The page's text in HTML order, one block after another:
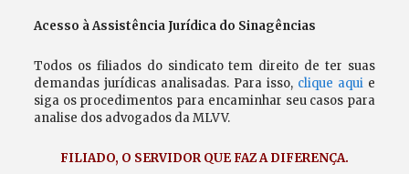
Acesso à Assistência Jurídica do Sinagências
Todos os filiados do sindicato tem direito de ter suas
demandas jurídicas analisadas. Para isso, clique aqui e
siga os procedimentos para encaminhar seu casos para
analise dos advogados da MLVV.
FILIADO, O SERVIDOR QUE FAZ A DIFERENÇA.